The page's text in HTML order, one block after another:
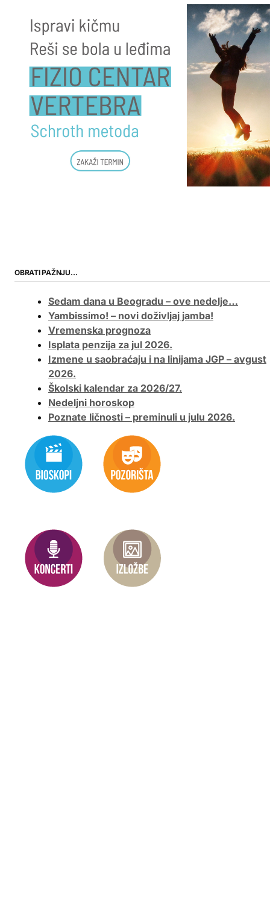
OBRATI PAŽNJU…
Sedam dana u Beogradu – ove nedelje…
Yambissimo! – novi doživljaj jamba!
Vremenska prognoza
Isplata penzija za jul 2026.
Izmene u saobraćaju i na linijama JGP – avgust
2026.
Školski kalendar za 2026/27.
Nedeljni horoskop
Poznate ličnosti – preminuli u julu 2026.